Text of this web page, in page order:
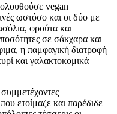
vegan
ωστόσο και οι δύο με
φρούτα και
σε σάκχαρα και
η παμφαγική διατροφή
και γαλακτοκομικά
ετοίμαζε και παρέδιδε